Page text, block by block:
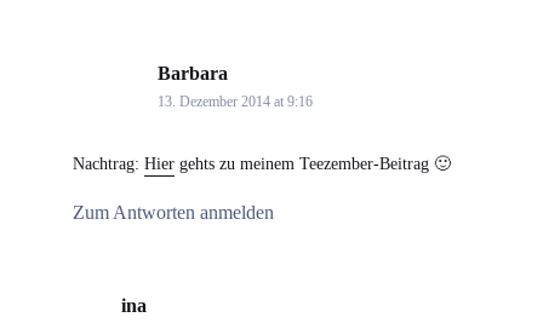
Barbara
13. Dezember 2014 at 9:16
Nachtrag: Hier gehts zu meinem Teezember-Beitrag 🙂
Zum Antworten anmelden
ina